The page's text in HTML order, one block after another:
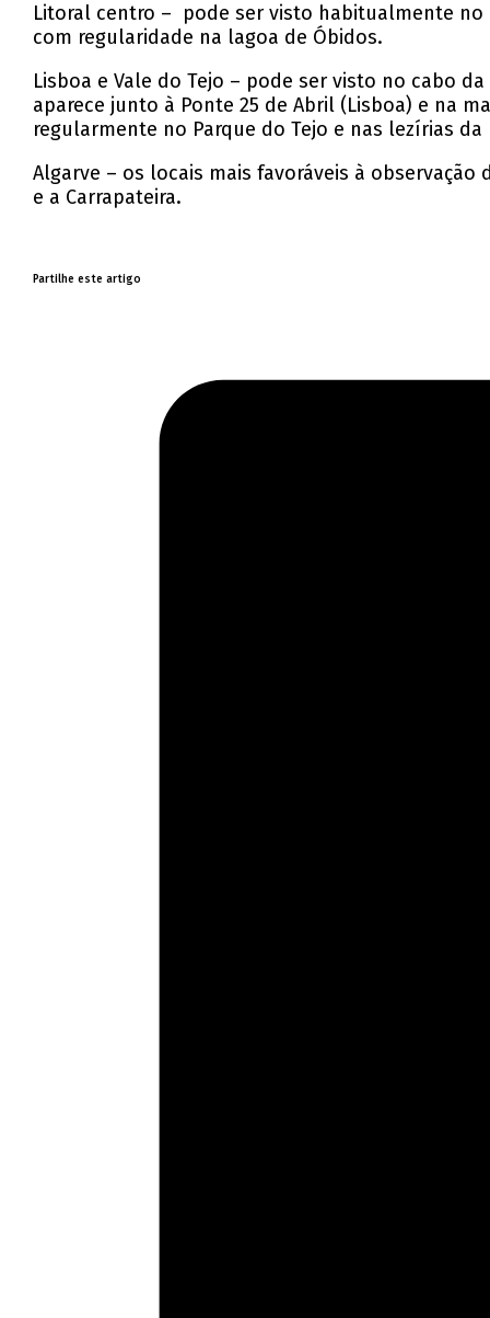
Litoral centro – pode ser visto habitualmente no
com regularidade na lagoa de Óbidos.
Lisboa e Vale do Tejo – pode ser visto no cabo
aparece junto à Ponte 25 de Abril (Lisboa) e na
regularmente no Parque do Tejo e nas lezírias da
Algarve – os locais mais favoráveis à
e a Carrapateira.
Partilhe este artigo